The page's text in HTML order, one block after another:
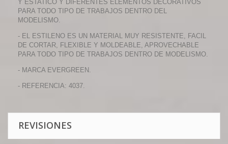
Y ESTATICO Y DIFERENTES ELEMENTOS DECORATIVOS
PARA TODO TIPO DE TRABAJOS DENTRO DEL
MODELISMO.
- EL ESTILENO ES UN MATERIAL MUY RESISTENTE, FACIL
DE CORTAR, FLEXIBLE Y MOLDEABLE, APROVECHABLE
PARA TODO TIPO DE TRABAJOS DENTRO DE MODELISMO.
- MARCA EVERGREEN.
- REFERENCIA: 4037.
REVISIONES